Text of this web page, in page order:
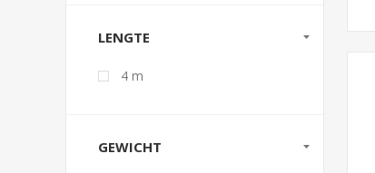
LENGTE
4 m
GEWICHT